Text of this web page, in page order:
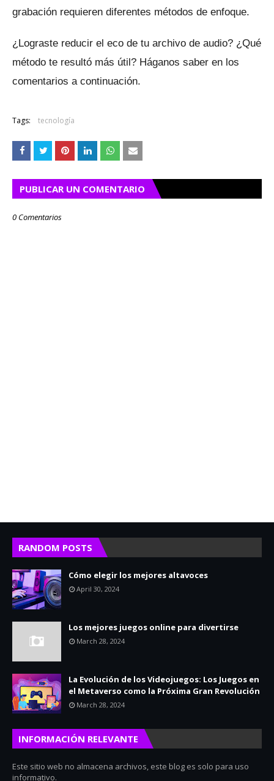
grabación requieren diferentes métodos de enfoque.
¿Lograste reducir el eco de tu archivo de audio? ¿Qué
método te resultó más útil? Háganos saber en los
comentarios a continuación.
Tags: tecnología
PUBLICAR UN COMENTARIO
0 Comentarios
RANDOM POSTS
Cómo elegir los mejores altavoces
April 30, 2024
Los mejores juegos online para divertirse
March 28, 2024
La Evolución de los Videojuegos: Los Juegos en
el Metaverso como la Próxima Gran Revolución
March 28, 2024
INFORMACIÓN RELEVANTE
Este sitio web no almacena archivos, este blog es solo para uso
informativo.